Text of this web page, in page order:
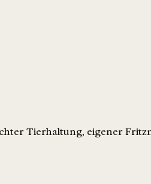
Tierhaltung, eigener